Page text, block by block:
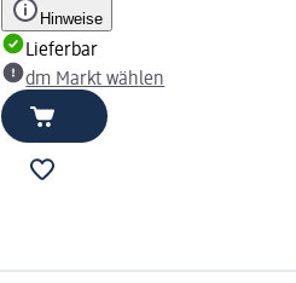
Hinweise
Lieferbar
dm Markt wählen